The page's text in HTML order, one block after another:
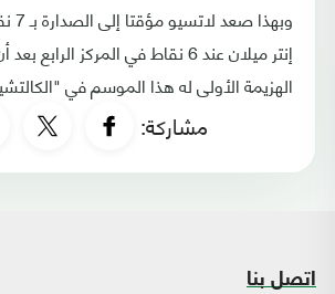
إنتر ميلان عند 6 نقاط في المركز
الهزيمة الأولى له هذا الموسم في
مشاركة:
اتصل بنا